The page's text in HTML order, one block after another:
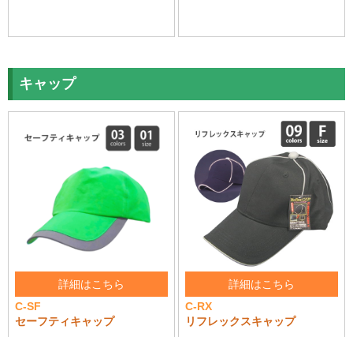
キャップ
詳細はこちら
C-SF
セーフティキャップ
詳細はこちら
C-RX
リフレックスキャップ